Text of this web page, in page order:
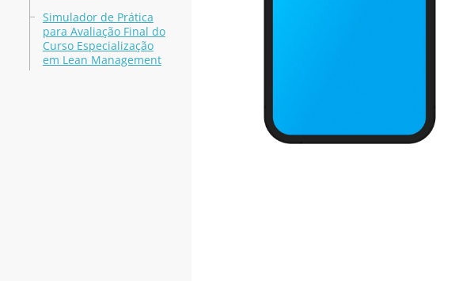
Simulador de Prática
para Avaliação Final do
Curso Especialização
em Lean Management